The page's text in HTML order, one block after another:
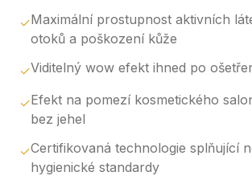
✓Maximální prostupnost aktivních
otoků a poškození kůže
✓Viditelný wow efekt ihned po
✓Efekt na pomezí kosmetického
bez jehel
✓Certifikovaná technologie splňující
hygienické standardy